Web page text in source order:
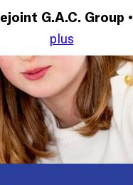
G.A.C. Group •
plus